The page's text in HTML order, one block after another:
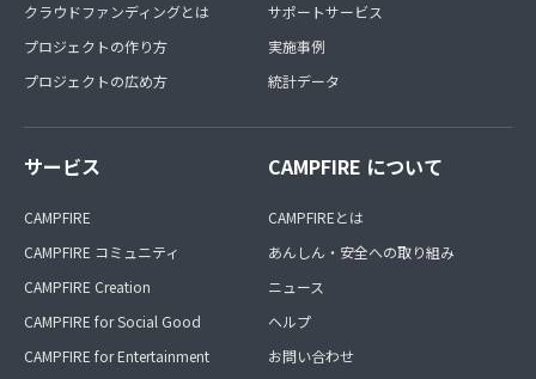
クラウドファンディングとは
プロジェクトの作り方
プロジェクトの広め方
サポートサービス
実施事例
統計データ
サービス
CAMPFIRE
CAMPFIRE コミュニティ
CAMPFIRE Creation
CAMPFIRE for Social Good
CAMPFIRE for Entertainment
CAMPFIRE について
CAMPFIREとは
あんしん・安全への取り組み
ニュース
ヘルプ
お問い合わせ